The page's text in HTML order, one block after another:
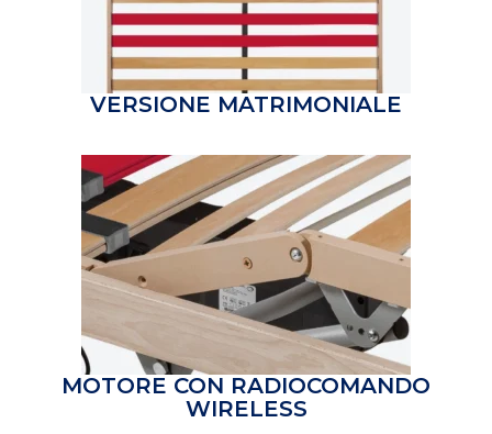
VERSIONE MATRIMONIALE
MOTORE CON RADIOCOMANDO
WIRELESS